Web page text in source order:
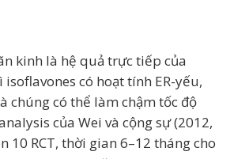
kinh là hệ quả trực tiếp của
isoflavones có hoạt tính ER-yếu,
chúng có thể làm chậm tốc độ
của Wei và cộng sự (2012,
10 RCT, thời gian 6–12 tháng cho